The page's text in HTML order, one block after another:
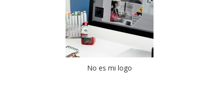
No es mi logo